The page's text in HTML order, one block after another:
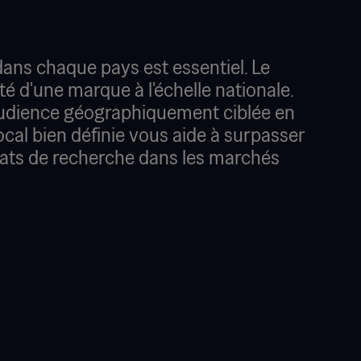
chaque pays est essentiel. Le
d'une marque à l'échelle nationale.
géographiquement ciblée en
bien définie vous aide à surpasser
de recherche dans les marchés